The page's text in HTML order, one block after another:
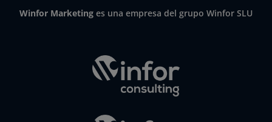
Winfor Marketing es una empresa del grupo Winfor SLU